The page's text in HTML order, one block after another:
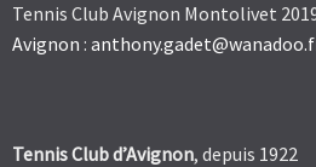
Tennis Club Avignon Montolivet
Avignon :
Tennis Club d’Avignon, depuis 1922